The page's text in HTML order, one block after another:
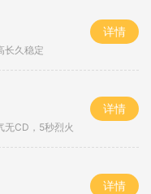
长久稳定
详情
无CD，5秒烈火
详情
详情